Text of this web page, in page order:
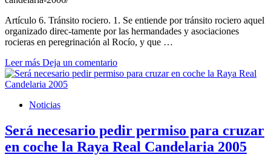
Artículo 6. Tránsito rociero. 1. Se entiende por tránsito rociero aquel
organizado direc-tamente por las hermandades y asociaciones
rocieras en peregrinación al Rocío, y que …
Leer más Deja un comentario
Noticias
Será necesario pedir permiso para cruzar
en coche la Raya Real Candelaria 2005